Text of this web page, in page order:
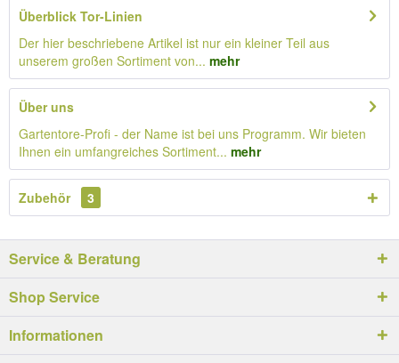
Überblick Tor-Linien
Der hier beschriebene Artikel ist nur ein kleiner Teil aus
unserem großen Sortiment von... mehr
Über uns
Gartentore-Profi - der Name ist bei uns Programm. Wir bieten
Ihnen ein umfangreiches Sortiment... mehr
Zubehör 3
Service & Beratung
Shop Service
Informationen